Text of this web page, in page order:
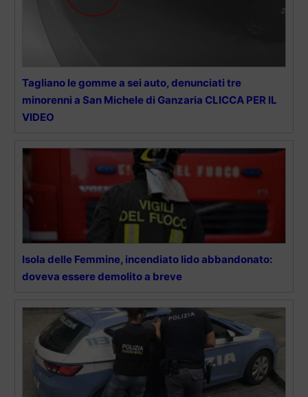
Tagliano le gomme a sei auto, denunciati tre
minorenni a San Michele di Ganzaria CLICCA PER IL
VIDEO
Isola delle Femmine, incendiato lido abbandonato:
doveva essere demolito a breve